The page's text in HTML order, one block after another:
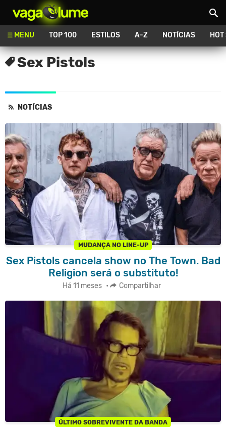
MENU TOP 100 ESTILOS A-Z NOTÍCIAS
Sex Pistols
NOTÍCIAS
MUDANÇA NO LINE-UP
Sex Pistols cancela show no The Town. Bad
Religion será o substituto!
Há 11 meses • Compartilhar
ÚLTIMO SOBREVIVENTE DA BANDA